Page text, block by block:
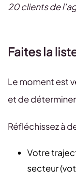
20 clients de
Faites la
Le moment est
et de
Réfléchissez à
Votre
secteur